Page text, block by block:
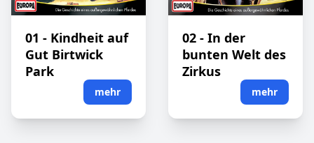
01 - Kindheit auf
Gut Birtwick
Park
mehr
02 - In der
bunten Welt des
Zirkus
mehr